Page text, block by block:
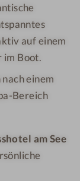
auf einem
im Boot.
nach einem
Bereich
am See